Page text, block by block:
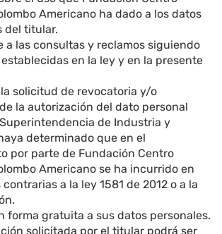
Americano ha dado a los datos
del titular.
a las consultas y reclamos siguiendo
en la ley y en la presente
solicitud de revocatoria y/o
la autorización del dato personal
de Industria y
determinado que en el
por parte de Fundación Centro
Americano se ha incurrido en
a la ley 1581 de 2012 o a la
forma gratuita a sus datos personales.
solicitada por el titular podrá ser